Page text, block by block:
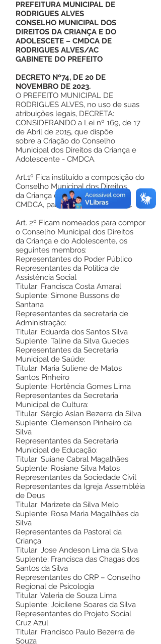
PREFEITURA MUNICIPAL DE
RODRIGUES ALVES
CONSELHO MUNICIPAL DOS
DIREITOS DA CRIANÇA E DO
ADOLESCETE – CMDCA DE
RODRIGUES ALVES/AC
GABINETE DO PREFEITO
DECRETO Nº74, DE 20 DE
NOVEMBRO DE 2023.
O PREFEITO MUNICIPAL DE
RODRIGUES ALVES, no uso de suas
atribuições legais, DECRETA:
CONSIDERANDO a Lei nº 169, de 17
de Abril de 2015, que dispõe
sobre a Criação do Conselho
Municipal dos Direitos da Criança e
Adolescente - CMDCA.
Art.1º Fica instituído a composição do
Conselho Municipal dos Direitos
da Criança e do Adolescente –
CMDCA, para o biênio 2023/2025.
Art. 2º Ficam nomeados para compor
o Conselho Municipal dos Direitos
da Criança e do Adolescente, os
seguintes membros:
Representantes do Poder Público
Representantes da Política de
Assistência Social
Titular: Francisca Costa Amaral
Suplente: Simone Bussons de
Santana
Representantes da secretaria de
Administração:
Titular: Eduarda dos Santos Silva
Suplente: Taline da Silva Guedes
Representantes da Secretaria
Municipal de Saúde:
Titular: Maria Suliene de Matos
Santos Pinheiro
Suplente: Hortência Gomes Lima
Representantes da Secretaria
Municipal de Cultura:
Titular: Sérgio Aslan Bezerra da Silva
Suplente: Clemenson Pinheiro da
Silva
Representantes da Secretaria
Municipal de Educação:
Titular: Suiane Cabral Magalhães
Suplente: Rosiane Silva Matos
Representantes da Sociedade Civil
Representantes da Igreja Assembléia
de Deus
Titular: Marizete da Silva Melo
Suplente: Rosa Maria Magalhães da
Silva
Representantes da Pastoral da
Criança
Titular: Jose Andeson Lima da Silva
Suplente: Francisca das Chagas dos
Santos da Silva
Representantes do CRP – Conselho
Regional de Psicologia
Titular: Valeria de Souza Lima
Suplente: Joicilene Soares da Silva
Representantes do Projeto Social
Cruz Azul
Titular: Francisco Paulo Bezerra de
Souza